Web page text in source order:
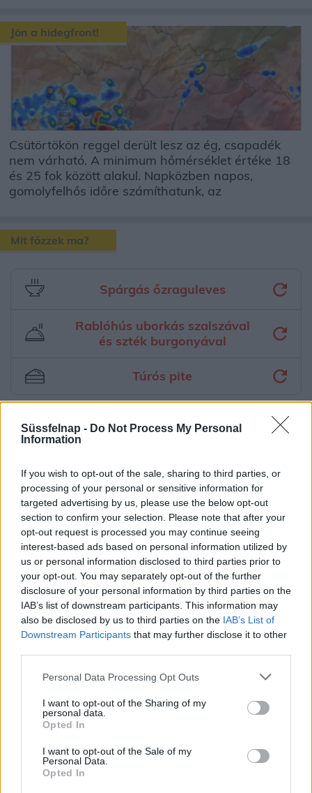
Süssfelnap - Do Not Process My Personal
Information
If you wish to opt-out of the sale, sharing to third parties, or
processing of your personal or sensitive information for
targeted advertising by us, please use the below opt-out
section to confirm your selection. Please note that after your
opt-out request is processed you may continue seeing
interest-based ads based on personal information utilized by
us or personal information disclosed to third parties prior to
your opt-out. You may separately opt-out of the further
disclosure of your personal information by third parties on the
IAB’s list of downstream participants. This information may
also be disclosed by us to third parties on the IAB’s List of
Downstream Participants that may further disclose it to other
Personal Data Processing Opt Outs
I want to opt-out of the Sharing of my
personal data.
Opted In
I want to opt-out of the Sale of my
Personal Data.
Opted In
Jön a hidegfront!
Csütörtökön reggel derült lesz az ég, csapadék
nem várható. A minimum hőmérséklet értéke 18
és 25 fok között alakul. Napközben napos,
gomolyfelhős időre számíthatunk, az
Mit főzzek ma?
Spárgás őzraguleves
Rablóhús uborkás szalszával
és szték burgonyával
Túrós pite
Aktuális időjárás Óránkénti előrejelzés
Vészjelzések, figyelmeztetések Orvosmeteorológia
Felhőkép Hőtérkép Páratartalom
Széltérkép Radar Hójelentés
Vízhőmérséklet Holdnaptár Receptek
Pollenjelentés Mikor? Légnyomás
Meteorológiai fogalomtar
későbbi időpontra próbálunk időjárási előrejelzést készíteni, annál
nagyobb a pontatlanság lehetősége. A fenti grafikon
A következő pár napra igen nagy valószínűséggel adható
megbízható előrejelzés, de a rövid távú és a közép távú